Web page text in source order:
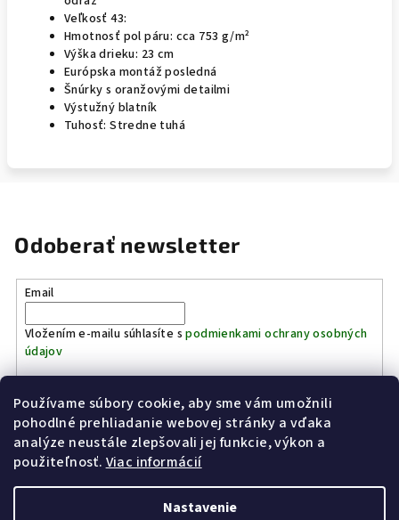
Používame súbory cookie, aby sme vám umožnili
pohodlné prehliadanie webovej stránky a vďaka
analýze neustále zlepšovali jej funkcie, výkon a
použiteľnosť. Viac informácií
Nastavenie
Veľkosť 43:
Hmotnosť pol páru: cca 753 g/m²
Výška drieku: 23 cm
Európska montáž posledná
Šnúrky s oranžovými detailmi
Výstužný blatník
Tuhosť: Stredne tuhá
Odoberať newsletter
Email
Vložením e-mailu súhlasíte spodmienkami ochrany osobných
údajov
Prihlásiť sa
Kinostrelnica Páleník